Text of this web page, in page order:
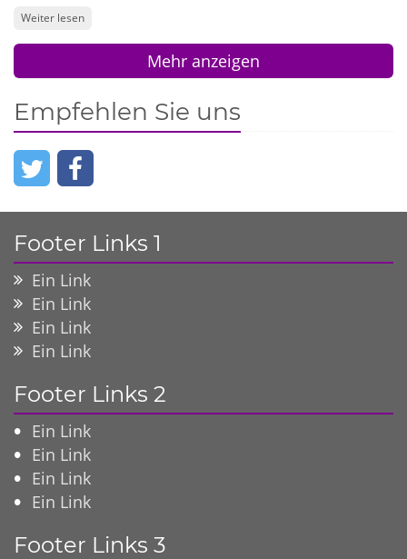
Weiter lesen
Mehr anzeigen
Empfehlen Sie uns
Footer Links 1
Ein Link
Ein Link
Ein Link
Ein Link
Footer Links 2
Ein Link
Ein Link
Ein Link
Ein Link
Footer Links 3